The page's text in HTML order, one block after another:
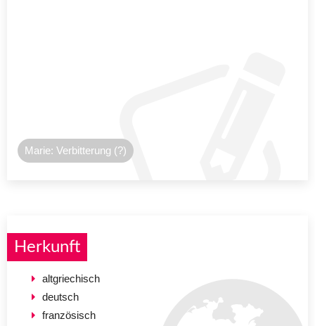
Marie: Verbitterung (?)
Herkunft
altgriechisch
deutsch
französisch